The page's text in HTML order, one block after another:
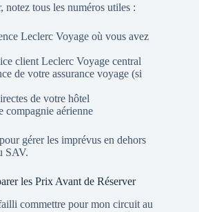
notez tous les numéros utiles :
Leclerc Voyage où vous avez
client Leclerc Voyage central
de votre assurance voyage (si
de votre hôtel
compagnie aérienne
gérer les imprévus en dehors
SAV.
les Prix Avant de Réserver
commettre pour mon circuit au